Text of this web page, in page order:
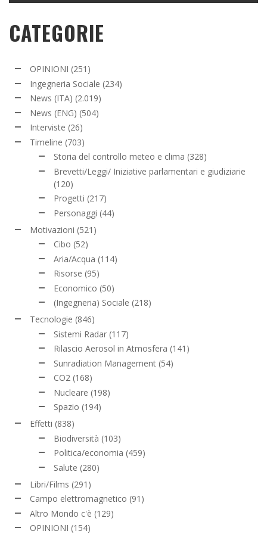
CATEGORIE
OPINIONI (251)
Ingegneria Sociale (234)
News (ITA) (2.019)
News (ENG) (504)
Interviste (26)
Timeline (703)
Storia del controllo meteo e clima (328)
Brevetti/Leggi/ Iniziative parlamentari e giudiziarie
(120)
Progetti (217)
Personaggi (44)
Motivazioni (521)
Cibo (52)
Aria/Acqua (114)
Risorse (95)
Economico (50)
(Ingegneria) Sociale (218)
Tecnologie (846)
Sistemi Radar (117)
Rilascio Aerosol in Atmosfera (141)
Sunradiation Management (54)
CO2 (168)
Nucleare (198)
Spazio (194)
Effetti (838)
Biodiversità (103)
Politica/economia (459)
Salute (280)
Libri/Films (291)
Campo elettromagnetico (91)
Altro Mondo c'è (129)
OPINIONI (154)